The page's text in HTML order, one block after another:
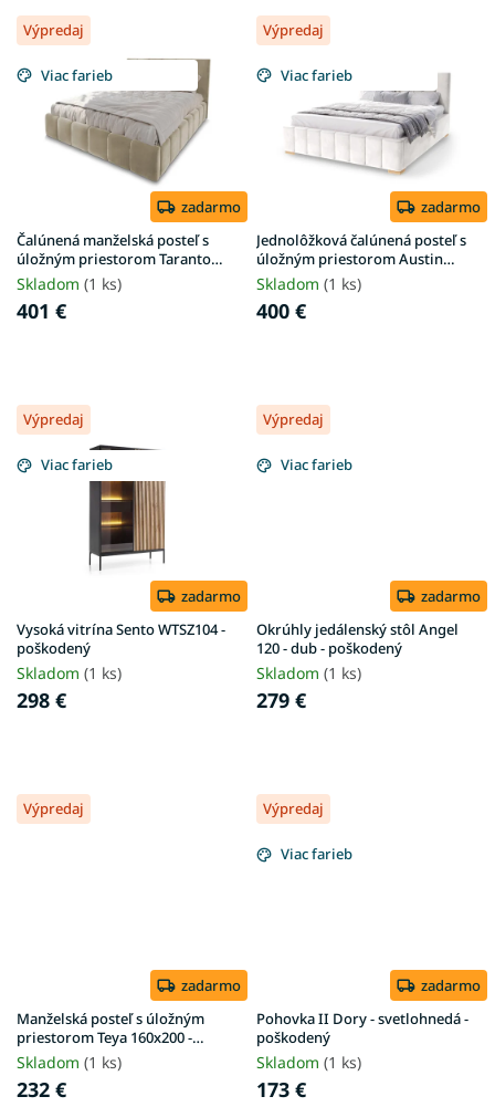
o
d
u
V
ý
p
i
u
k
t
o
Výpredaj
Viac farieb
zadarmo
Čalúnená manželská posteľ s
úložným priestorom Taranto
180x200 - krémová - poškodený
Skladom (1 ks)
401 €
Výpredaj
Viac farieb
zadarmo
Jednolôžková čalúnená posteľ s
úložným priestorom Austin
120x200 - biela - poškodený
Skladom (1 ks)
400 €
Výpredaj
Viac farieb
zadarmo
Vysoká vitrína Sento WTSZ104 -
poškodený
Skladom (1 ks)
298 €
Výpredaj
Viac farieb
zadarmo
Okrúhly jedálenský stôl Angel
120 - dub - poškodený
Skladom (1 ks)
279 €
Výpredaj
zadarmo
Manželská posteľ s úložným
priestorom Teya 160x200 -
biela/dub - poškodený
Skladom (1 ks)
232 €
Výpredaj
Viac farieb
zadarmo
Pohovka II Dory - svetlohnedá -
poškodený
Skladom (1 ks)
173 €